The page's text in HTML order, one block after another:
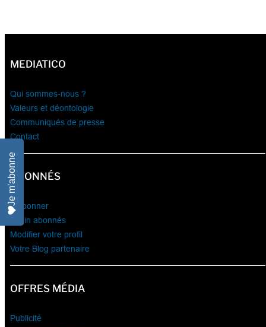
MEDIATICO
Qui sommes-nous ?
Valeurs et déontologie
Communiqués de presse
Contact
ABONNÉS
S’abonner
Login abonnés
Modifier votre profil
Votre Blog partenaire
OFFRES MÉDIA
Publicité
Je m'abonne